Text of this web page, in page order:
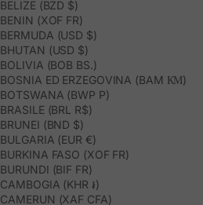
BELIZE (BZD $)
BENIN (XOF FR)
BERMUDA (USD $)
BHUTAN (USD $)
BOLIVIA (BOB BS.)
BOSNIA ED ERZEGOVINA (BAM КМ)
BOTSWANA (BWP P)
BRASILE (BRL R$)
BRUNEI (BND $)
BULGARIA (EUR €)
BURKINA FASO (XOF FR)
BURUNDI (BIF FR)
CAMBOGIA (KHR ៛)
CAMERUN (XAF CFA)